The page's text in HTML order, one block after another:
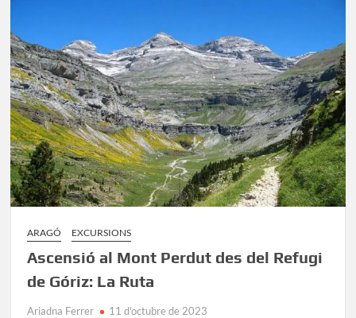
[GUIA]
ARAGÓ EXCURSIONS
Ascensió al Mont Perdut des del Refugi
de Góriz: La Ruta
Ariadna Ferrer 11 d'octubre de 2023